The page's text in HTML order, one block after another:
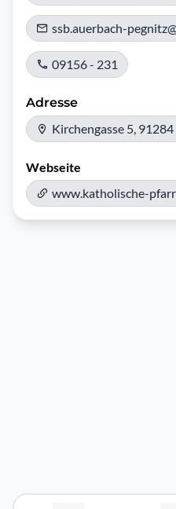
ssb.auerbach-
09156 - 231
Adresse
Kirchengasse 5,
Webseite
www.katholische-